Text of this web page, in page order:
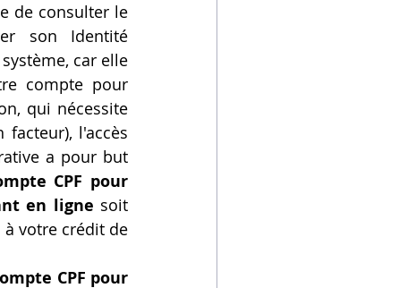
Secrétaire en Ligne
de consulter le
son Identité
car elle
qui nécessite
l'accès
a pour but
CPF pour
en ligne soit
votre crédit de